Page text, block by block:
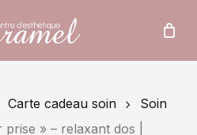
Carte cadeau soin
Soin
» – relaxant dos |